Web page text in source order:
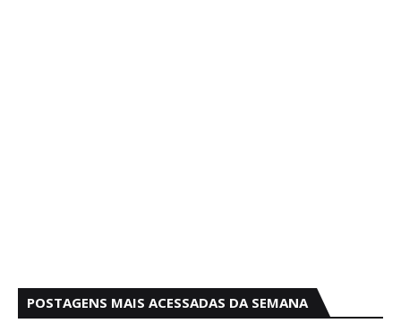
POSTAGENS MAIS ACESSADAS DA SEMANA